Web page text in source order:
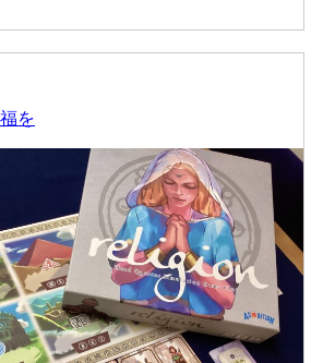
を